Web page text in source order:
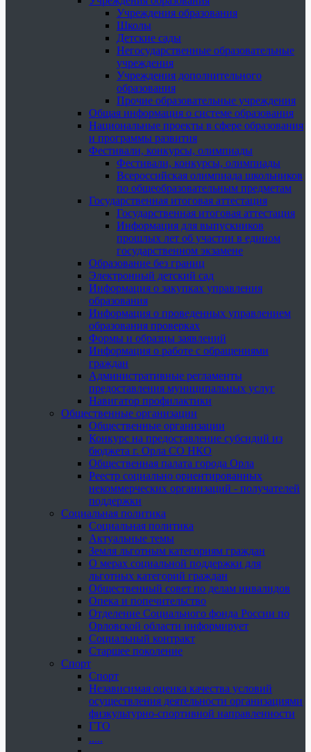
Учреждения образования
Школы
Детские сады
Негосударственные образовательные
учреждения
Учреждения дополнительного
образования
Прочие образовательные учреждения
Общая информация о системе образования
Национальные проекты в сфере образования
и программы развития
Фестивали, конкурсы, олимпиады
Фестивали, конкурсы, олимпиады
Всероссийская олимпиада школьников
по общеобразовательным предметам
Государственная итоговая аттестация
Государственная итоговая аттестация
Информация для выпускников
прошлых лет об участии в едином
государственном экзамене
Образование без границ
Электронный детский сад
Информация о закупках управления
образования
Информация о проведенных управлением
образования проверках
Формы и образцы заявлений
Информация о работе с обращениями
граждан
Административные регламенты
предоставления муниципальных услуг
Навигатор профилактики
Общественные организации
Общественные организации
Конкурс на предоставление субсидий из
бюджета г. Орла СО НКО
Общественная палата города Орла
Реестр социально ориентированных
некоммерческих организаций - получателей
поддержки
Социальная политика
Социальная политика
Актуальные темы
Земля льготным категориям граждан
О мерах социальной поддержки для
льготных категорий граждан
Общественный совет по делам инвалидов
Опека и попечительство
Отделение Социального фонда России по
Орловской области информирует
Социальный контракт
Старшее поколение
Спорт
Спорт
Независимая оценка качества условий
осуществления деятельности организациями
физкультурно-спортивной направленности
ГТО
.....